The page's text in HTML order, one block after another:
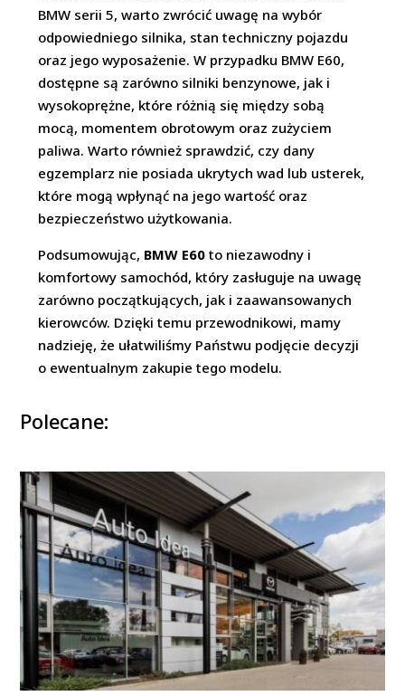
BMW serii 5, warto zwrócić uwagę na wybór
odpowiedniego silnika, stan techniczny pojazdu
oraz jego wyposażenie. W przypadku BMW E60,
dostępne są zarówno silniki benzynowe, jak i
wysokoprężne, które różnią się między sobą
mocą, momentem obrotowym oraz zużyciem
paliwa. Warto również sprawdzić, czy dany
egzemplarz nie posiada ukrytych wad lub usterek,
które mogą wpłynąć na jego wartość oraz
bezpieczeństwo użytkowania.
Podsumowując, BMW E60 to niezawodny i
komfortowy samochód, który zasługuje na uwagę
zarówno początkujących, jak i zaawansowanych
kierowców. Dzięki temu przewodnikowi, mamy
nadzieję, że ułatwiliśmy Państwu podjęcie decyzji
o ewentualnym zakupie tego modelu.
Polecane: